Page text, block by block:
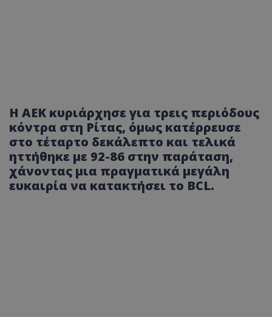
Η ΑΕΚ κυριάρχησε για τρεις περιόδους
κόντρα στη Ρίτας, όμως κατέρρευσε
στο τέταρτο δεκάλεπτο και τελικά
ηττήθηκε με 92-86 στην παράταση,
χάνοντας μια πραγματικά μεγάλη
ευκαιρία να κατακτήσει το BCL.